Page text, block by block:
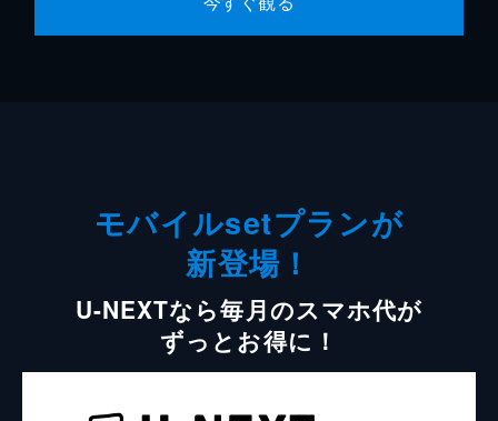
モバイルsetプランが
新登場！
U-NEXTなら毎月のスマホ代が
ずっとお得に！